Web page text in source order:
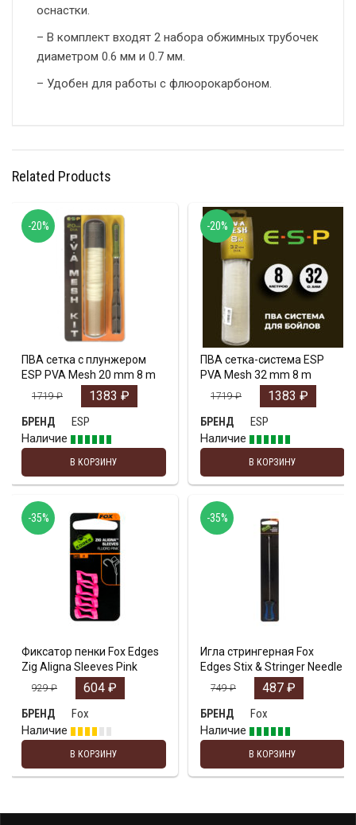
оснастки.
– В комплект входят 2 набора обжимных трубочек
диаметром 0.6 мм и 0.7 мм.
– Удобен для работы с флюорокарбоном.
Related Products
ПВА сетка с плунжером
ESP PVA Mesh 20 mm 8 m
1719₽ 1383 ₽
БРЕНД
ESP
Наличие
В КОРЗИНУ
-20%
ПВА сетка-система ESP
PVA Mesh 32 mm 8 m
1719₽ 1383 ₽
БРЕНД
ESP
Наличие
В КОРЗИНУ
-20%
Фиксатор пенки Fox Edges
Zig Aligna Sleeves Pink
929₽ 604 ₽
БРЕНД
Fox
Наличие
В КОРЗИНУ
-35%
Игла стрингерная Fox
Edges Stix & Stringer Needle
749₽ 487 ₽
БРЕНД
Fox
Наличие
В КОРЗИНУ
-35%